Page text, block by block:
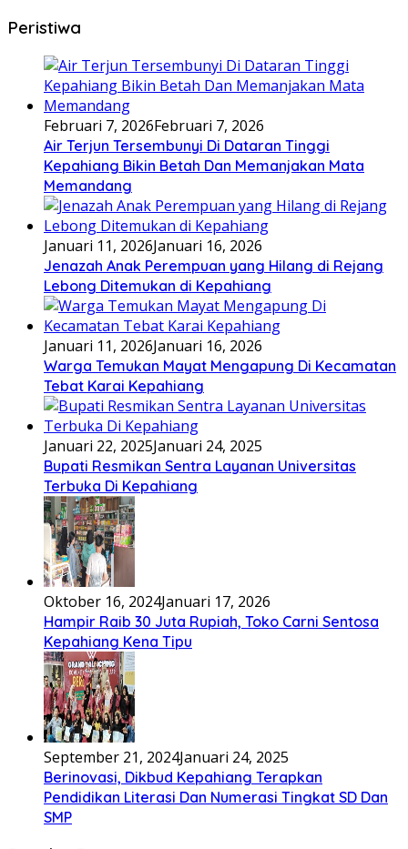
Peristiwa
Februari 7, 2026Februari 7, 2026
Air Terjun Tersembunyi Di Dataran Tinggi
Kepahiang Bikin Betah Dan Memanjakan Mata
Memandang
Januari 11, 2026Januari 16, 2026
Jenazah Anak Perempuan yang Hilang di Rejang
Lebong Ditemukan di Kepahiang
Januari 11, 2026Januari 16, 2026
Warga Temukan Mayat Mengapung Di Kecamatan
Tebat Karai Kepahiang
Januari 22, 2025Januari 24, 2025
Bupati Resmikan Sentra Layanan Universitas
Terbuka Di Kepahiang
Oktober 16, 2024Januari 17, 2026
Hampir Raib 30 Juta Rupiah, Toko Carni Sentosa
Kepahiang Kena Tipu
September 21, 2024Januari 24, 2025
Berinovasi, Dikbud Kepahiang Terapkan
Pendidikan Literasi Dan Numerasi Tingkat SD Dan
SMP